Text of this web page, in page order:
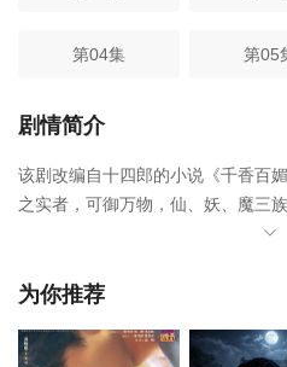
第04集 第05
第07集
第10集 第11
剧情简介
该剧改编自十四郎的小说《千香百
之实者，可御万物，仙、妖、魔三
远为救相依为命的大哥，有意接近
的友情，也埋下情动的念想。与雷
小棒槌也不断脱胎换骨成了冰雪之
为你推荐